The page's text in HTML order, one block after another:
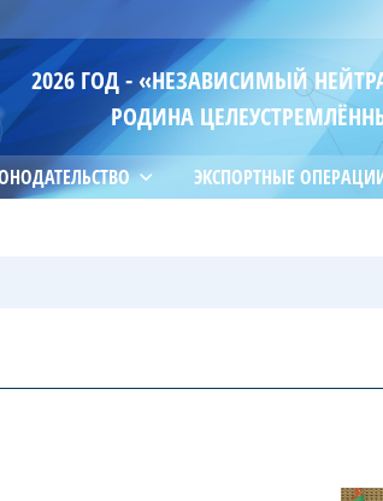
2026 ГОД - «НЕЗАВИСИМЫЙ
РОДИНА
ЭКСПОРТНЫЕ